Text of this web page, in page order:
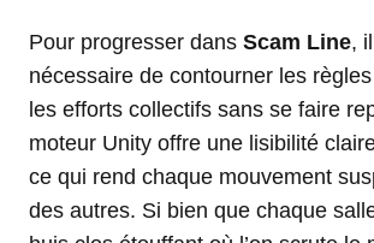
Pour progresser dans Scam Line,
nécessaire de contourner les
les efforts collectifs sans se faire
moteur Unity offre une lisibilité
ce qui rend chaque mouvement
des autres. Si bien que chaque